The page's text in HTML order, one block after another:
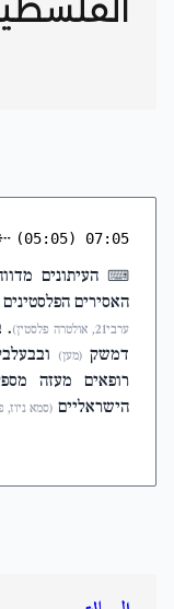
07:05
(05:05)
⌨ העיתונים
האסירים
ערבי21, אולטרה פלסטין)
.
דמשק (מען)
רופאים מעזה
הישראליים (סמא ניוז,